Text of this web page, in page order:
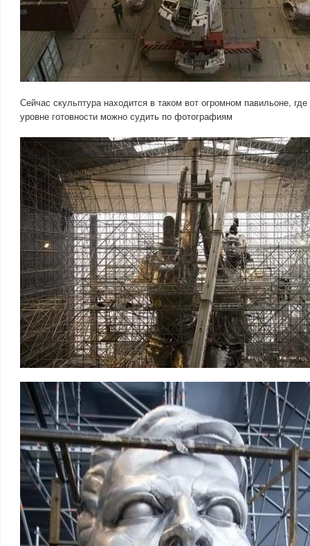
Сейчас скульптура находится в таком вот огромном павильоне,
уровне готовности можно судить по фотографиям